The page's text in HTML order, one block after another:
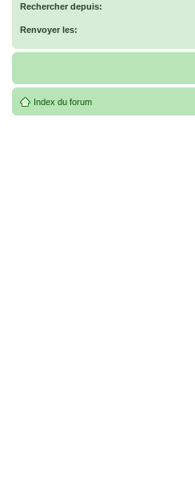
Rechercher depuis:
Renvoyer les:
Index du forum